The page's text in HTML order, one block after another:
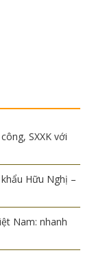
SXXK với
Hữu Nghị –
Nam: nhanh